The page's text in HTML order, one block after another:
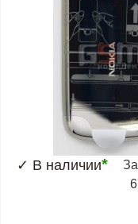
✓ В наличии*